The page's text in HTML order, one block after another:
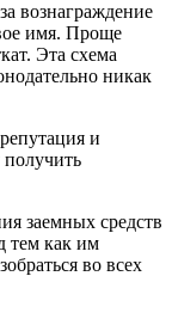
вознаграждение
имя. Проще
Эта схема
никак
и
получить
заемных средств
тем как им
во всех